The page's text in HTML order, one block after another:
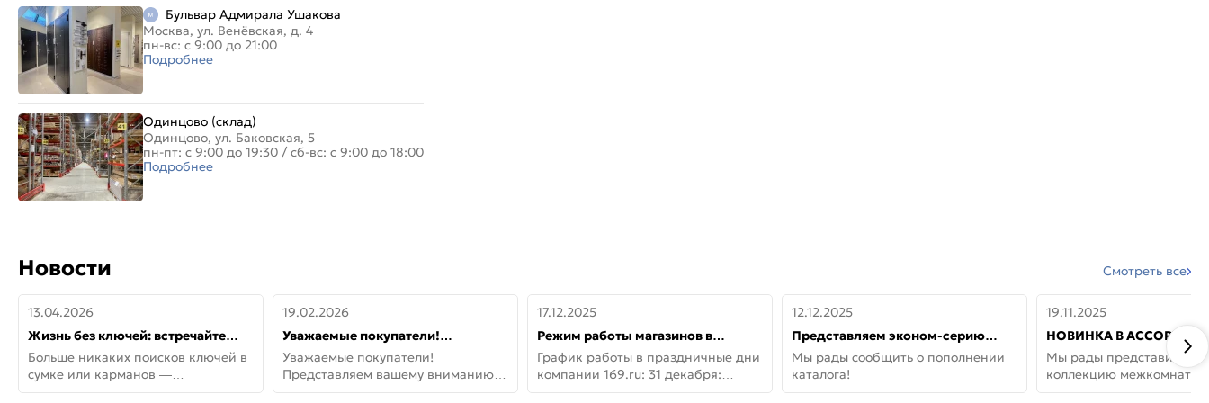
Бульвар Адмирала Ушакова
Москва, ул. Венёвская, д. 4
пн-вс: с 9:00 до 21:00
Подробнее
Одинцово (склад)
Одинцово, ул. Баковская, 5
пн-пт: с 9:00 до 19:30 / сб-вс: с 9:00 до 18:00
Подробнее
Новости Смотреть все
13.04.2026
Жизнь без ключей: встречайте
новую дверь СИТИ ИНТЕГРА
АйКью!
Больше никаких поисков ключей в
сумке или карманов —
представляем СИТИ ИНТЕГРА
19.02.2026
Уважаемые покупатели!
Представляем вашему вниманию
новинки от Armadillo!
Уважаемые покупатели!
Представляем вашему вниманию
новинки от Armadillo! Новая
17.12.2025
Режим работы магазинов в
праздничные дни с 31 декабря по
11 января
График работы в праздничные дни
компании 169.ru: 31 декабря:
Заказы, самовывоз и доставки —
12.12.2025
Представляем эконом-серию
дверей от бренда Portika, где цена
не значит «просто»
Мы рады сообщить о пополнении
каталога!
19.11.2025
НОВИНКА В
ДВЕРИ GLOSSMAT —
НЕОКЛАССИКА И УЮТ
Мы рады представить
коллекцию
GlossMat